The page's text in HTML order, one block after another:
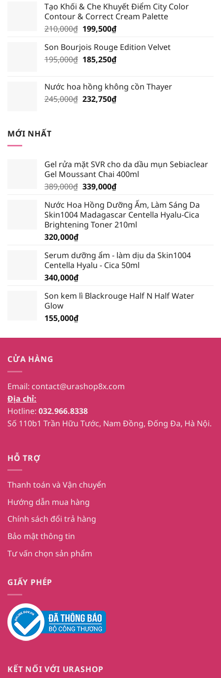
là:
195,000₫.
tại
là:
185,250₫.
Tạo Khối & Che Khuyết Điểm City Color
Contour & Correct Cream Palette
210,000₫ Giá
là:
210,000₫.
199,500₫Giá
tại
là:
Son Bourjois Rouge Edition Velvet
195,000₫ Giá
195,000₫.
185,250₫Giá
là:
185,250₫.
Nước hoa hồng không cồn Thayer
245,000₫ Giá
232,750₫Giá
MỚI NHẤT
Gel rửa mặt SVR cho da dầu mụn Sebiaclear
Gel Moussant Chai 400ml
389,000₫ Giá
là:
389,000₫.
339,000₫Giá
tại
là:
339,000₫.
Nước Hoa Hồng Dưỡng Ẩm, Làm Sáng Da
Skin1004 Madagascar Centella Hyalu-Cica
Brightening Toner 210ml
320,000₫
Serum dưỡng ẩm - làm dịu da Skin1004
Centella Hyalu - Cica 50ml
340,000₫
Son kem lì Blackrouge Half N Half Water
Glow
155,000₫
CỬA HÀNG
Email: contact@urashop8x.com
Địa chỉ:
Hotline: 032.966.8338
Số 110b1 Trần Hữu Tước, Nam Đồng, Đống Đa, Hà Nội.
HỖ TRỢ
Thanh toán và Vận chuyển
Hướng dẫn mua hàng
Chính sách đổi trả hàng
Bảo mật thông tin
Tư vấn chọn sản phẩm
GIẤY PHÉP
KẾT NỐI VỚI URASHOP